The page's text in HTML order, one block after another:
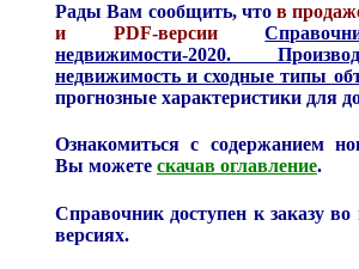
Рады Вам сообщить, чтов
и PDF-версии
недвижимости-2020.
недвижимость и сходные типы
прогнозные характеристики для
Ознакомиться с содержанием
Вы можете скачав оглавление.
Справочник доступен к заказу
версиях.